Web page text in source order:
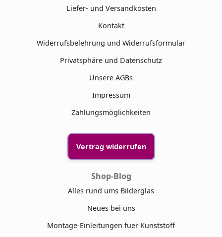
Liefer- und Versandkosten
Kontakt
Widerrufsbelehrung und Widerrufsformular
Privatsphäre und Datenschutz
Unsere AGBs
Impressum
Zahlungsmöglichkeiten
Vertrag widerrufen
Shop-Blog
Alles rund ums Bilderglas
Neues bei uns
Montage-Einleitungen fuer Kunststoff